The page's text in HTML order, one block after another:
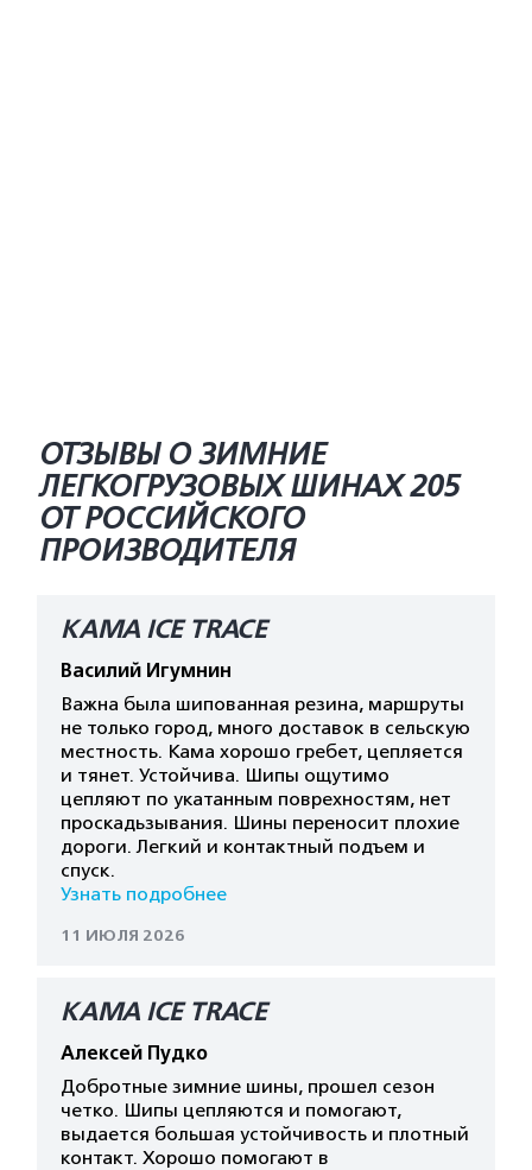
ОТЗЫВЫ О ЗИМНИЕ
ЛЕГКОГРУЗОВЫХ ШИНАХ 205
ОТ РОССИЙСКОГО
ПРОИЗВОДИТЕЛЯ
КАМА ICE TRACE
Василий Игумнин
Важна была шипованная резина, маршруты
не только город, много доставок в сельскую
местность. Кама хорошо гребет, цепляется
и тянет. Устойчива. Шипы ощутимо
цепляют по укатанным поврехностям, нет
проскадьзывания. Шины переносит плохие
дороги. Легкий и контактный подъем и
спуск.
Узнать подробнее
11 ИЮЛЯ 2026
КАМА ICE TRACE
Алексей Пудко
Добротные зимние шины, прошел сезон
четко. Шипы цепляются и помогают,
выдается большая устойчивость и плотный
контакт. Хорошо помогают в